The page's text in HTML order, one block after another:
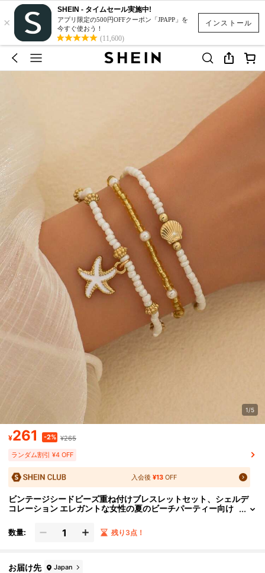
インストール
×
SHEIN - タイムセール実施中!
アプリ限定の500円OFFクーポン「JPAPP」を
今すぐ使おう！
(11,600)
1/5
¥261 -2% ¥265
ランダム割引 ¥4 OFF
入会後¥13 OFF
ビンテージシードビーズ重ね付けブレスレットセット、シェルデ
コレーション エレガントな女性の夏のビーチパーティー向け
数量: 残り3点！
お届け先 Japan